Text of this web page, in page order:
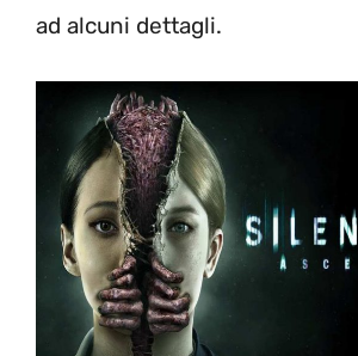
ad alcuni dettagli.